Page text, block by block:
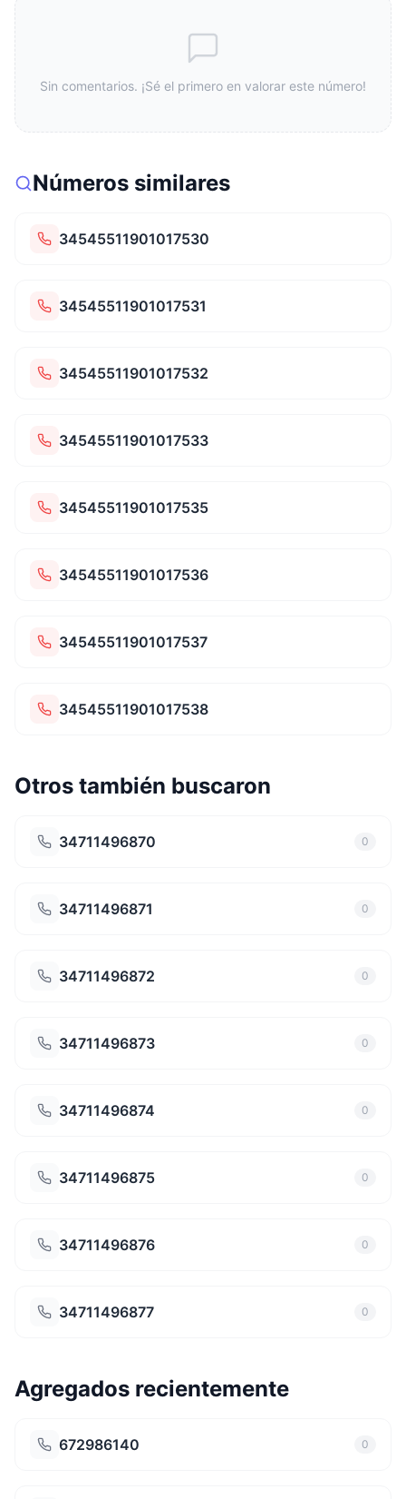
Sin comentarios. ¡Sé el primero en valorar este número!
Números similares
34545511901017530
34545511901017531
34545511901017532
34545511901017533
34545511901017535
34545511901017536
34545511901017537
34545511901017538
Otros también buscaron
34711496870 0
34711496871 0
34711496872 0
34711496873 0
34711496874 0
34711496875 0
34711496876 0
34711496877 0
Agregados recientemente
672986140 0